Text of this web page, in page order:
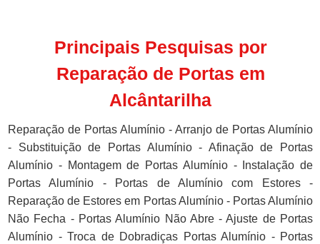
Principais Pesquisas por
Reparação de Portas em
Alcântarilha
Reparação de Portas Alumínio - Arranjo de Portas Alumínio
- Substituição de Portas Alumínio - Afinação de Portas
Alumínio - Montagem de Portas Alumínio - Instalação de
Portas Alumínio - Portas de Alumínio com Estores -
Reparação de Estores em Portas Alumínio - Portas Alumínio
Não Fecha - Portas Alumínio Não Abre - Ajuste de Portas
Alumínio - Troca de Dobradiças Portas Alumínio - Portas